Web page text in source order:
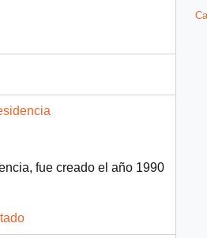
fue creado el año 1990